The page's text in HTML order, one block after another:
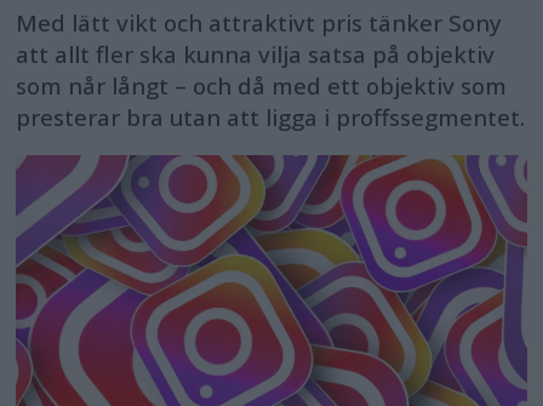
Med lätt vikt och attraktivt pris tänker Sony
att allt fler ska kunna vilja satsa på objektiv
som når långt – och då med ett objektiv som
presterar bra utan att ligga i proffssegmentet.